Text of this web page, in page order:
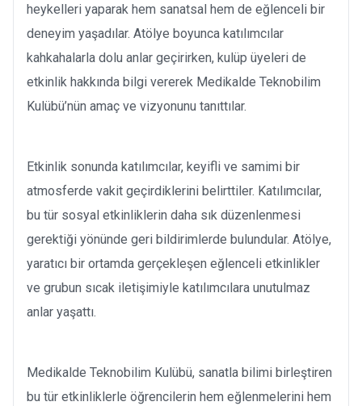
heykelleri yaparak hem sanatsal hem de eğlenceli bir
deneyim yaşadılar. Atölye boyunca katılımcılar
kahkahalarla dolu anlar geçirirken, kulüp üyeleri de
etkinlik hakkında bilgi vererek Medikalde Teknobilim
Kulübü’nün amaç ve vizyonunu tanıttılar.
Etkinlik sonunda katılımcılar, keyifli ve samimi bir
atmosferde vakit geçirdiklerini belirttiler. Katılımcılar,
bu tür sosyal etkinliklerin daha sık düzenlenmesi
gerektiği yönünde geri bildirimlerde bulundular. Atölye,
yaratıcı bir ortamda gerçekleşen eğlenceli etkinlikler
ve grubun sıcak iletişimiyle katılımcılara unutulmaz
anlar yaşattı.
Medikalde Teknobilim Kulübü, sanatla bilimi birleştiren
bu tür etkinliklerle öğrencilerin hem eğlenmelerini hem